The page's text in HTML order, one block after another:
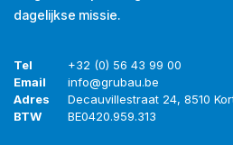
dagelijkse missie.
Tel
+32 (0) 56 43 99 00
Email
info@grubau.be
Adres
Decauvillestraat 24, 8510
BTW
BE0420.959.313